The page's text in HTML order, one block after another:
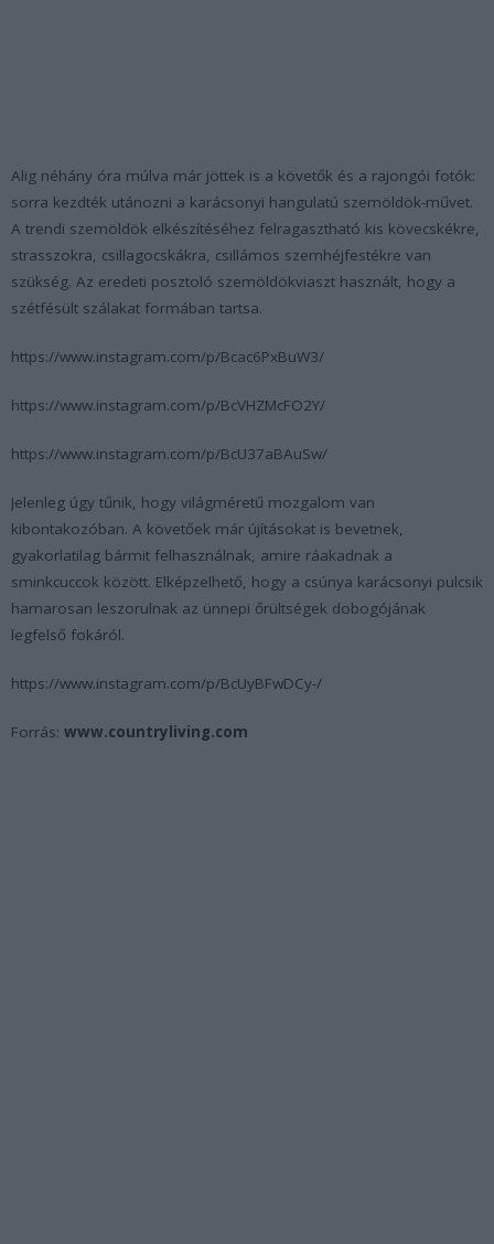
Alig néhány óra múlva már jöttek is a követők és a rajongói fotók:
sorra kezdték utánozni a karácsonyi hangulatú szemöldök-művet.
A trendi szemöldök elkészítéséhez felragasztható kis kövecskékre,
strasszokra, csillagocskákra, csillámos szemhéjfestékre van
szükség. Az eredeti posztoló szemöldökviaszt használt, hogy a
szétfésült szálakat formában tartsa.
https://www.instagram.com/p/Bcac6PxBuW3/
https://www.instagram.com/p/BcVHZMcFO2Y/
https://www.instagram.com/p/BcU37aBAuSw/
Jelenleg úgy tűnik, hogy világméretű mozgalom van
kibontakozóban. A követőek már újításokat is bevetnek,
gyakorlatilag bármit felhasználnak, amire ráakadnak a
sminkcuccok között. Elképzelhető, hogy a csúnya karácsonyi pulcsik
hamarosan leszorulnak az ünnepi őrültségek dobogójának
legfelső fokáról.
https://www.instagram.com/p/BcUyBFwDCy-/
Forrás: www.countryliving.com